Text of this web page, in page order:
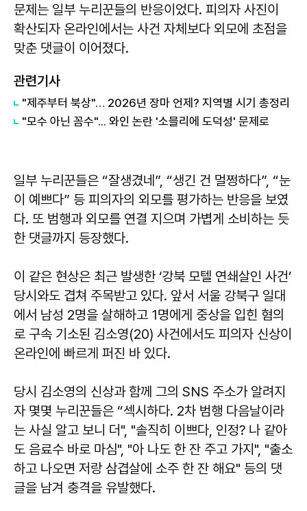
문제는 일부 누리꾼들의 반응이었다. 피의자 사진이
확산되자 온라인에서는 사건 자체보다 외모에 초점을
맞춘 댓글이 이어졌다.
관련기사
"제주부터 북상"… 2026년 장마 언제? 지역별 시기 총정리
"모수 아닌 꼼수"... 와인 논란 '소믈리에 도덕성' 문제로
일부 누리꾼들은 “잘생겼네”, “생긴 건 멀쩡하다”, “눈
이 예쁘다” 등 피의자의 외모를 평가하는 반응을 보였
다. 또 범행과 외모를 연결 지으며 가볍게 소비하는 듯
한 댓글까지 등장했다.
이 같은 현상은 최근 발생한 ‘강북 모텔 연쇄살인 사건’
당시와도 겹쳐 주목받고 있다. 앞서 서울 강북구 일대
에서 남성 2명을 살해하고 1명에게 중상을 입힌 혐의
로 구속 기소된 김소영(20) 사건에서도 피의자 신상이
온라인에 빠르게 퍼진 바 있다.
당시 김소영의 신상과 함께 그의 SNS 주소가 알려지
자 몇몇 누리꾼들은 “섹시하다. 2차 범행 다음날이라
는 사실 알고 보니 더", "솔직히 이쁘다, 인정? 나 같아
도 음료수 바로 마심", "아 나도 한 잔 주고 가지", "출소
하고 나오면 저랑 삼겹살에 소주 한 잔 해요" 등의 댓
글을 남겨 충격을 유발했다.